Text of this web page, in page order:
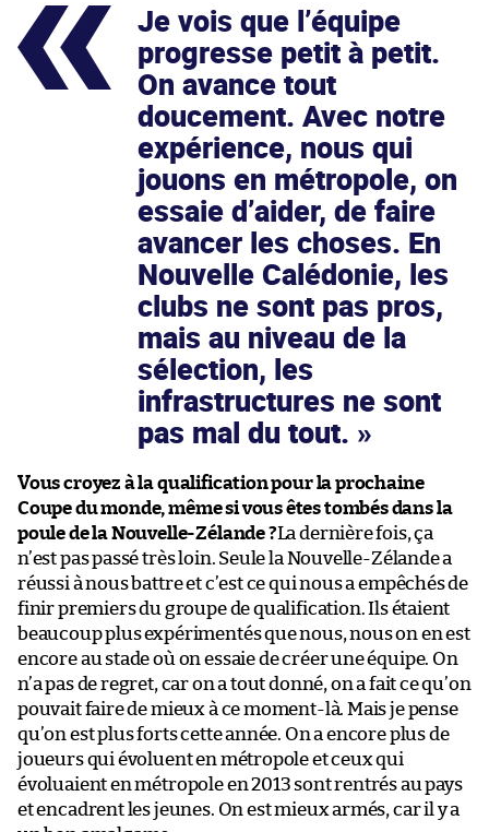
Je vois que l’équipe
progresse petit à petit.
On avance tout
doucement. Avec notre
expérience, nous qui
jouons en métropole, on
essaie d’aider, de faire
avancer les choses. En
Nouvelle Calédonie, les
clubs ne sont pas pros,
mais au niveau de la
sélection, les
infrastructures ne sont
pas mal du tout.
Vous croyez à la qualification pour la prochaine
Coupe du monde, même si vous êtes tombés dans la
poule de la Nouvelle-Zélande ?La dernière fois, ça
n’est pas passé très loin. Seule la Nouvelle-Zélande a
réussi à nous battre et c’est ce qui nous a empêchés de
finir premiers du groupe de qualification. Ils étaient
beaucoup plus expérimentés que nous, nous on en est
encore au stade où on essaie de créer une équipe. On
n’a pas de regret, car on a tout donné, on a fait ce qu’on
pouvait faire de mieux à ce moment-là. Mais je pense
qu’on est plus forts cette année. On a encore plus de
joueurs qui évoluent en métropole et ceux qui
évoluaient en métropole en 2013 sont rentrés au pays
et encadrent les jeunes. On est mieux armés, car il y a